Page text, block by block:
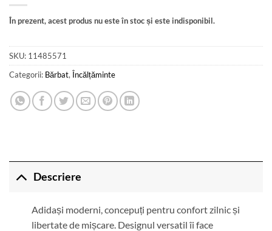
În prezent, acest produs nu este în stoc și este indisponibil.
SKU: 11485571
Categorii: Bărbat, Încălțăminte
Descriere
Adidași moderni, concepuți pentru confort zilnic și
libertate de mișcare. Designul versatil îi face